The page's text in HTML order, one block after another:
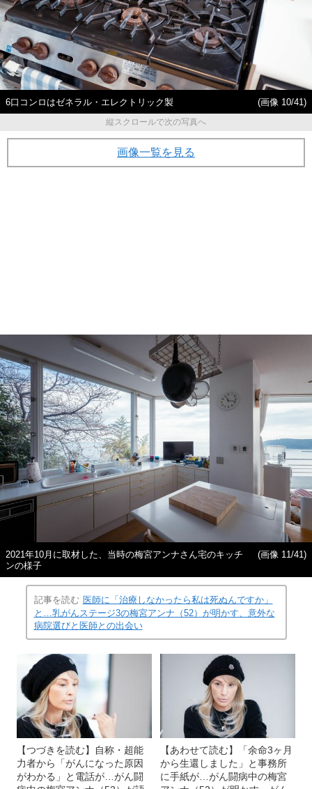
6口コンロはゼネラル・エレクトリック製
(画像 10/41)
縦スクロールで次の写真へ
画像一覧を見る
2021年10月に取材した、当時の梅宮アンナさん宅のキッチ
ンの様子
(画像 11/41)
記事を読む 医師に「治療しなかったら私は死ぬんですか」
と…乳がんステージ3の梅宮アンナ（52）が明かす、意外な
病院選びと医師との出会い
【つづきを読む】自称・超能
力者から「がんになった原因
がわかる」と電話が…がん闘
【あわせて読む】「余命3ヶ月
から生還しました」と事務所
に手紙が…がん闘病中の梅宮